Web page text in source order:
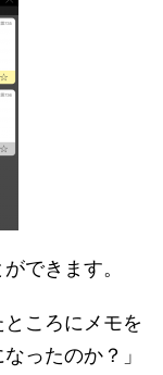
できます。
ころにメモを
ったのか？」